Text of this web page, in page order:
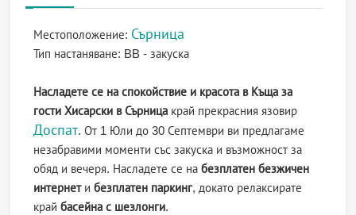
Местоположение: Сърница
Тип настаняване: BB - закуска
Насладете се на спокойствие и красота в Къща за
гости Хисарски в Сърница край прекрасния язовир
Доспат. От 1 Юли до 30 Септември ви предлагаме
незабравими моменти със закуска и възможност за
обяд и вечеря. Насладете се набезплатен безжичен
интернетибезплатен паркинг, докато релаксирате
крайбасейна с шезлонги.